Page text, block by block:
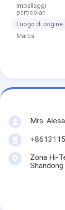
Imballaggi
particolari
Luogo di origine
Marca
Mrs.
Zona Hi-
Shandong